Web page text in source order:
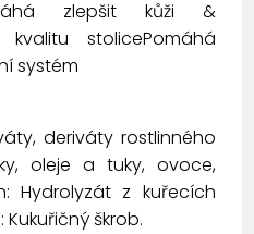
zlepšit kůži &
kvalitu stolicePomáhá
systém
deriváty rostlinného
oleje a tuky, ovoce,
Hydrolyzát z kuřecích
škrob.